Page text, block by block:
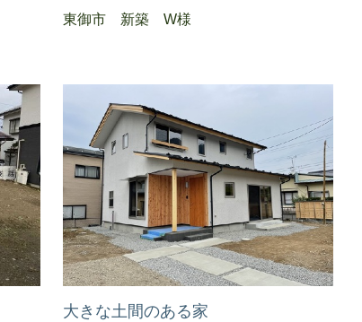
東御市 新築 W様
大きな土間のある家